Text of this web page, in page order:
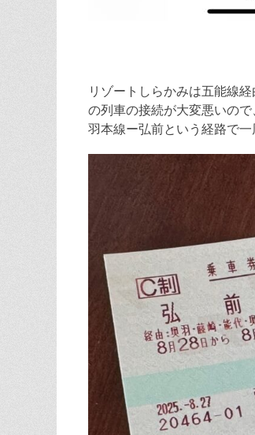
リゾートしらかみは五能線
の列車の接続が大変悪いの
羽本線ー弘前という経路で一